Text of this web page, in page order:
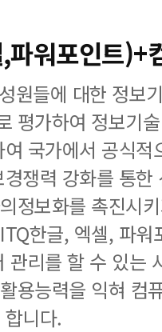
워포인트)+
원들에 대한 정보
평가하여 정보기
국가에서 공식
쟁력 강화를 통
정보화를 촉진시
한글, 엑셀, 파
관리를 할 수 있는
용능력을 익혀 컴
니다.